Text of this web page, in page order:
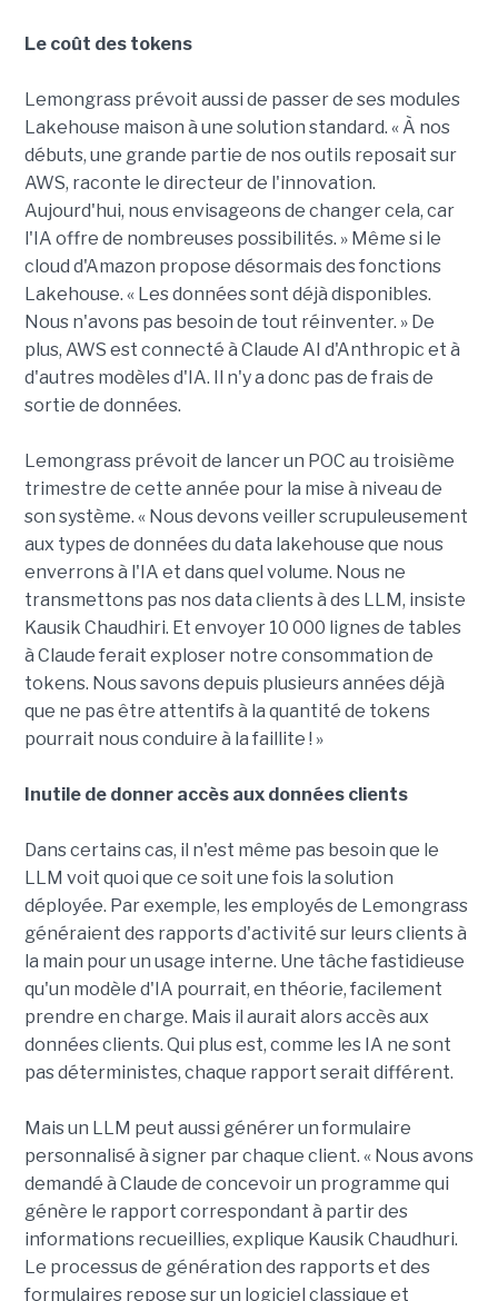
Le coût des tokens
Lemongrass prévoit aussi de passer de ses modules
Lakehouse maison à une solution standard. « À nos
débuts, une grande partie de nos outils reposait sur
AWS, raconte le directeur de l'innovation.
Aujourd'hui, nous envisageons de changer cela, car
l'IA offre de nombreuses possibilités. » Même si le
cloud d'Amazon propose désormais des fonctions
Lakehouse. « Les données sont déjà disponibles.
Nous n'avons pas besoin de tout réinventer. » De
plus, AWS est connecté à Claude AI d'Anthropic et à
d'autres modèles d'IA. Il n'y a donc pas de frais de
sortie de données.
Lemongrass prévoit de lancer un POC au troisième
trimestre de cette année pour la mise à niveau de
son système. « Nous devons veiller scrupuleusement
aux types de données du data lakehouse que nous
enverrons à l'IA et dans quel volume. Nous ne
transmettons pas nos data clients à des LLM, insiste
Kausik Chaudhiri. Et envoyer 10 000 lignes de tables
à Claude ferait exploser notre consommation de
tokens. Nous savons depuis plusieurs années déjà
que ne pas être attentifs à la quantité de tokens
pourrait nous conduire à la faillite ! »
Inutile de donner accès aux données clients
Dans certains cas, il n'est même pas besoin que le
LLM voit quoi que ce soit une fois la solution
déployée. Par exemple, les employés de Lemongrass
généraient des rapports d'activité sur leurs clients à
la main pour un usage interne. Une tâche fastidieuse
qu'un modèle d'IA pourrait, en théorie, facilement
prendre en charge. Mais il aurait alors accès aux
données clients. Qui plus est, comme les IA ne sont
pas déterministes, chaque rapport serait différent.
Mais un LLM peut aussi générer un formulaire
personnalisé à signer par chaque client. « Nous avons
demandé à Claude de concevoir un programme qui
génère le rapport correspondant à partir des
informations recueillies, explique Kausik Chaudhuri.
Le processus de génération des rapports et des
formulaires repose sur un logiciel classique et